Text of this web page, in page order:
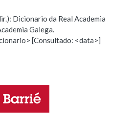
BUSCA
Hai un erro na palabra
definición
Dicionario da Real Academia
Galega.
[Consultado: <data>]